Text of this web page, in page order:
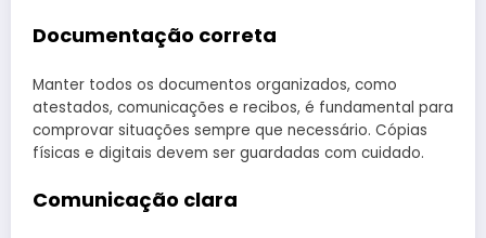
Documentação correta
Manter todos os documentos organizados, como
atestados, comunicações e recibos, é fundamental para
comprovar situações sempre que necessário. Cópias
físicas e digitais devem ser guardadas com cuidado.
Comunicação clara